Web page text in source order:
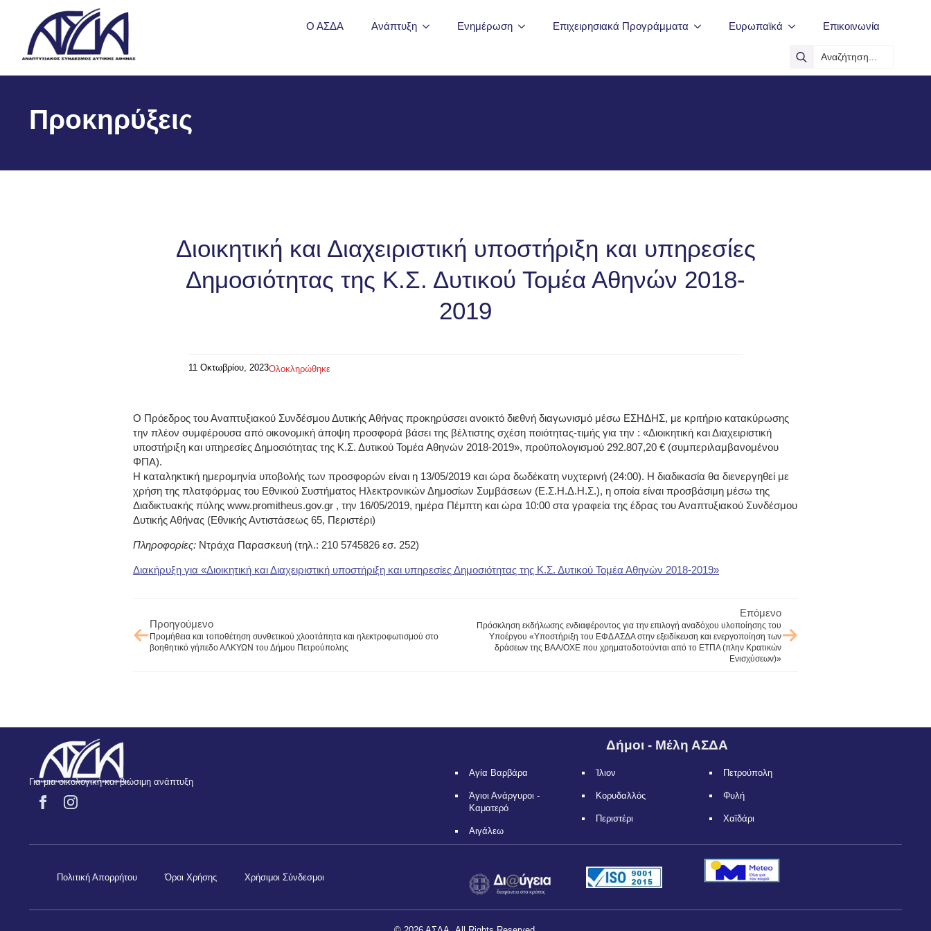
Ο ΑΣΔΑ Ανάπτυξη Ενημέρωση Επιχειρησιακά Προγράμματα Ευρωπαϊκά Επικοινωνία
Search
Προκηρύξεις
Διοικητική και Διαχειριστική υποστήριξη και υπηρεσίες
Δημοσιότητας της Κ.Σ. Δυτικού Τομέα Αθηνών 2018-
2019
11 Οκτωβρίου, 2023Ολοκληρώθηκε
Ο Πρόεδρος του Αναπτυξιακού Συνδέσμου Δυτικής Αθήνας προκηρύσσει ανοικτό διεθνή διαγωνισμό μέσω ΕΣΗΔΗΣ, με κριτήριο κατακύρωσης
την πλέον συμφέρουσα από οικονομική άποψη προσφορά βάσει της βέλτιστης σχέση ποιότητας-τιμής για την : «Διοικητική και Διαχειριστική
υποστήριξη και υπηρεσίες Δημοσιότητας της Κ.Σ. Δυτικού Τομέα Αθηνών 2018-2019», προϋπολογισμού 292.807,20 € (συμπεριλαμβανομένου
ΦΠΑ).
Η καταληκτική ημερομηνία υποβολής των προσφορών είναι η 13/05/2019 και ώρα δωδέκατη νυχτερινή (24:00). Η διαδικασία θα διενεργηθεί με
χρήση της πλατφόρμας του Εθνικού Συστήματος Ηλεκτρονικών Δημοσίων Συμβάσεων (Ε.Σ.Η.Δ.Η.Σ.), η οποία είναι προσβάσιμη μέσω της
Διαδικτυακής πύλης www.promitheus.gov.gr , την 16/05/2019, ημέρα Πέμπτη και ώρα 10:00 στα γραφεία της έδρας του Αναπτυξιακού Συνδέσμου
Δυτικής Αθήνας (Εθνικής Αντιστάσεως 65, Περιστέρι)
Πληροφορίες: Ντράχα Παρασκευή (τηλ.: 210 5745826 εσ. 252)
Διακήρυξη για «Διοικητική και Διαχειριστική υποστήριξη και υπηρεσίες Δημοσιότητας της Κ.Σ. Δυτικού Τομέα Αθηνών 2018-2019»
Προηγούμενο
Προμήθεια και τοποθέτηση συνθετικού χλοοτάπητα και ηλεκτροφωτισμού στο
βοηθητικό γήπεδο ΑΛΚΥΩΝ του Δήμου Πετρούπολης
Επόμενο
Πρόσκληση εκδήλωσης ενδιαφέροντος για την επιλογή αναδόχου υλοποίησης του
Υποέργου «Υποστήριξη του ΕΦΔ ΑΣΔΑ στην εξειδίκευση και ενεργοποίηση των
δράσεων της ΒΑΑ/ΟΧΕ που χρηματοδοτούνται από το ΕΤΠΑ (πλην Κρατικών
Ενισχύσεων)»
Για μια οικολογική και βιώσιμη ανάπτυξη
Δήμοι - Μέλη ΑΣΔΑ
Αγία Βαρβάρα
Άγιοι Ανάργυροι -
Καματερό
Αιγάλεω
Ίλιον
Κορυδαλλός
Περιστέρι
Πετρούπολη
Φυλή
Χαϊδάρι
Πολιτική Απορρήτου Όροι Χρήσης Χρήσιμοι Σύνδεσμοι